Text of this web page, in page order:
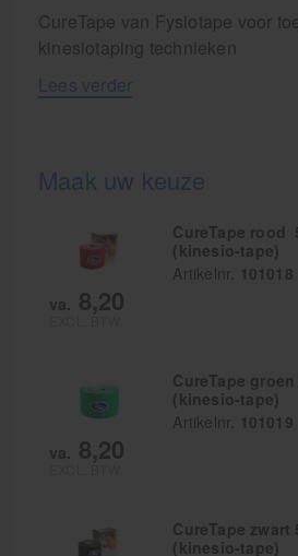
CureTape van Fysiotape voor
kinesiotaping technieken
Lees verder
Maak uw keuze
CureTape rood
(kinesio-tape)
Artikelnr. 101018
va. 8,20
CureTape
(kinesio-tape)
Artikelnr. 101019
va. 8,20
CureTape zwart
(kinesio-tape)